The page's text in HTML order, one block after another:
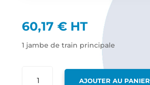
60,17 € HT
1 jambe de train principale
AJOUTER AU PANIER